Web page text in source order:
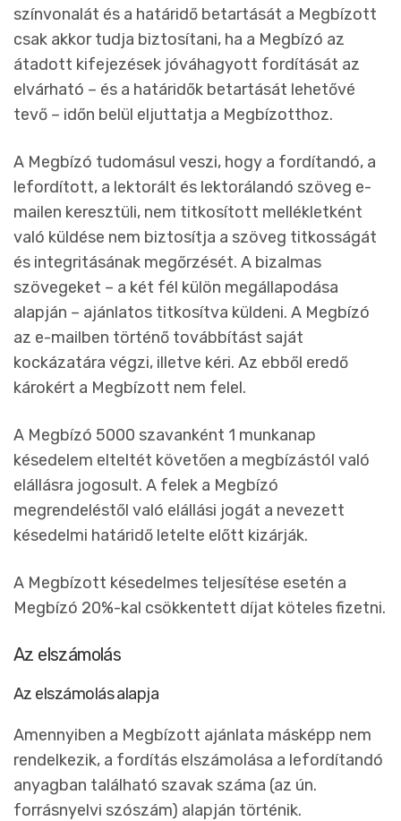
színvonalát és a határidő betartását a Megbízott
csak akkor tudja biztosítani, ha a Megbízó az
átadott kifejezések jóváhagyott fordítását az
elvárható – és a határidők betartását lehetővé
tevő – időn belül eljuttatja a Megbízotthoz.
A Megbízó tudomásul veszi, hogy a fordítandó, a
lefordított, a lektorált és lektorálandó szöveg e-
mailen keresztüli, nem titkosított mellékletként
való küldése nem biztosítja a szöveg titkosságát
és integritásának megőrzését. A bizalmas
szövegeket – a két fél külön megállapodása
alapján – ajánlatos titkosítva küldeni. A Megbízó
az e-mailben történő továbbítást saját
kockázatára végzi, illetve kéri. Az ebből eredő
károkért a Megbízott nem felel.
A Megbízó 5000 szavanként 1 munkanap
késedelem elteltét követően a megbízástól való
elállásra jogosult. A felek a Megbízó
megrendeléstől való elállási jogát a nevezett
késedelmi határidő letelte előtt kizárják.
A Megbízott késedelmes teljesítése esetén a
Megbízó 20%-kal csökkentett díjat köteles fizetni.
Az elszámolás
Az elszámolás alapja
Amennyiben a Megbízott ajánlata másképp nem
rendelkezik, a fordítás elszámolása a lefordítandó
anyagban található szavak száma (az ún.
forrásnyelvi szószám) alapján történik.